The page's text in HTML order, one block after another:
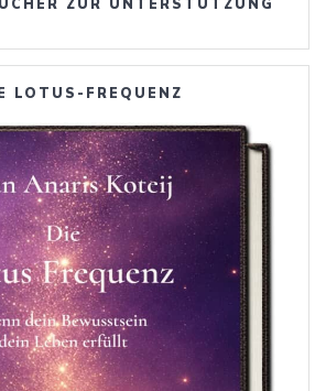
ZUR UNTERSTÜTZUNG
LOTUS-FREQUENZ